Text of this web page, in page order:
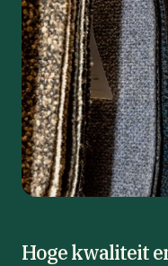
Hoge kwaliteit